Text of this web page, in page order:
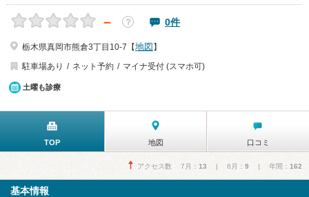
－ ？ 0件
栃木県真岡市熊倉3丁目10-7【地図 】
駐車場あり
ネット予約 マイナ受付 (スマホ可)
土曜も診療
TOP 地図 口コミ
アクセス数 7月： 13 | 6月： 9 | 年間： 162
基本情報